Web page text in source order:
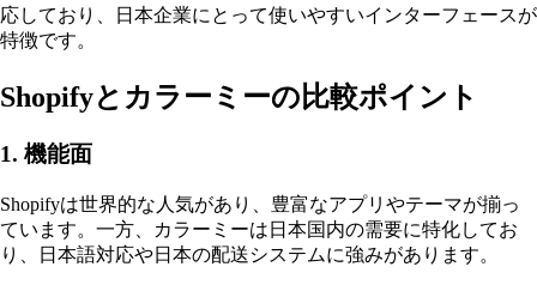
応しており、日本企業にとって使いやすいインターフェースが
特徴です。
Shopifyとカラーミーの比較ポイント
1. 機能面
Shopifyは世界的な人気があり、豊富なアプリやテーマが揃っ
ています。一方、カラーミーは日本国内の需要に特化してお
り、日本語対応や日本の配送システムに強みがあります。